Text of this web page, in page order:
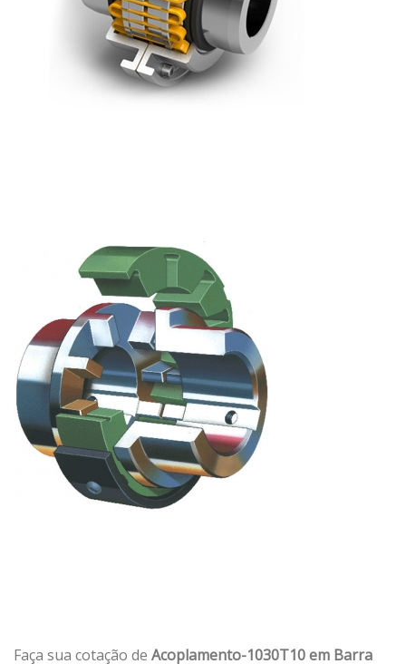
Faça sua cotação de Acoplamento-1030T10 em Barra